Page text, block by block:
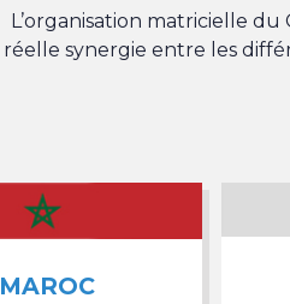
L’organisation matricielle
réelle synergie entre les
MAROC